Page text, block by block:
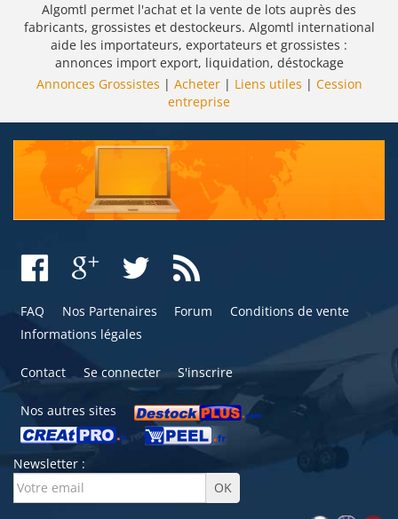
Algomtl permet l'achat et la vente de lots auprès des
fabricants, grossistes et destockeurs. Algomtl international
aide les importateurs, exportateurs et grossistes :
annonces import export, liquidation, déstockage
Annonces Grossistes | Acheter| Liens utiles | Cession
entreprise
FAQ Nos Partenaires Forum
Conditions de vente
Informations légales
Contact Se connecter S'inscrire
Nos autres sites
Newsletter :